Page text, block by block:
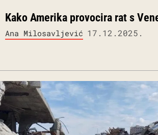
Kako Amerika provocira rat s
Ana Milosavljević 17.12.2025.